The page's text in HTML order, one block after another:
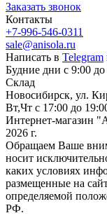
Заказать звонок
Контакты
+7-996-546-0311
sale@anisola.ru
Написать в Telegram
Будние дни с 9:00 до
Склад
Новосибирск, ул.
Вт,Чт с 17:00 до
Интернет-магазин
2026 г.
Обращаем Ваше
носит
каких условиях
размещенные на
определяемой
РФ.